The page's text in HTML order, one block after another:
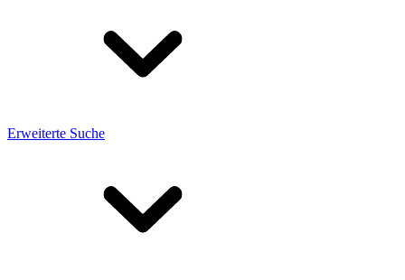
Erweiterte Suche